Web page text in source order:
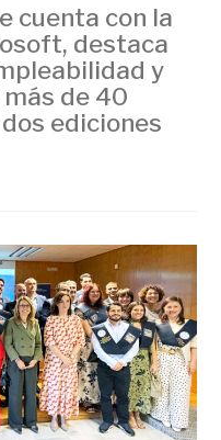
cuenta con la
destaca
y
de 40
ediciones